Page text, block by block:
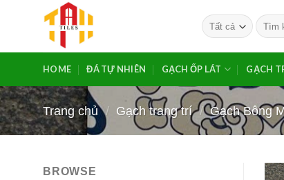
Tìm
kiếm:
HOME ĐÁ TỰ NHIÊN GẠCH ỐP LÁT GẠCH
Trang chủ / Gạch trang trí / Gạch Bông
BROWSE